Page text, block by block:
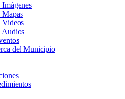
Imágenes
Mapas
Videos
Audios
del Municipio